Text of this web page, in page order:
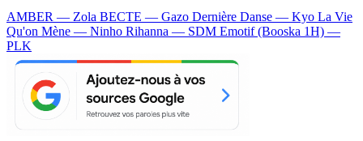
AMBER — Zola BECTE — Gazo Dernière Danse — Kyo La Vie
Qu'on Mène — Ninho Rihanna — SDM Emotif (Booska 1H) —
PLK